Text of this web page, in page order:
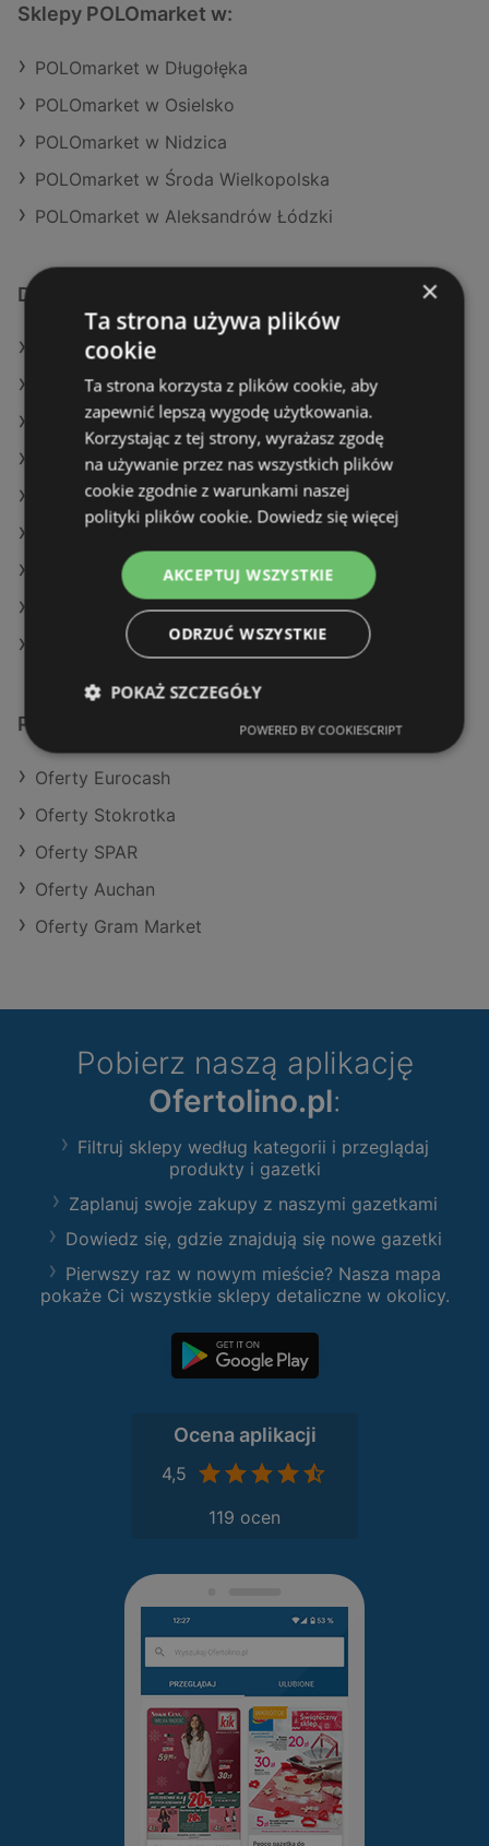
Sklepy POLOmarket w:
POLOmarket w Długołęka
POLOmarket w Osielsko
POLOmarket w Nidzica
POLOmarket w Środa Wielkopolska
POLOmarket w Aleksandrów Łódzki
Dodatkowe łącza
Oferty POLOmarket
Oferty Dealz
Oferty E.Leclerc
Aktualne gazetki Lidl
Aktualne gazetki Dino
Aktualne gazetki Biedronka
Aktualne gazetki SPAR
Aktualne gazetki Kaufland
Sklepy POLOmarket w Dziwnów
Podobne sklepy detaliczne
Oferty Eurocash
Oferty Stokrotka
Oferty SPAR
Oferty Auchan
Oferty Gram Market
Pobierz naszą aplikację
Ofertolino.pl:
Filtruj sklepy według kategorii i przeglądaj
produkty i gazetki
Zaplanuj swoje zakupy z naszymi gazetkami
Dowiedz się, gdzie znajdują się nowe gazetki
Pierwszy raz w nowym mieście? Nasza mapa
pokaże Ci wszystkie sklepy detaliczne w okolicy.
Ocena aplikacji
4,5
119 ocen
×
Ta strona używa plików
cookie
Ta strona korzysta z plików cookie, aby
zapewnić lepszą wygodę użytkowania.
Korzystając z tej strony, wyrażasz zgodę
na używanie przez nas wszystkich plików
cookie zgodnie z warunkami naszej
polityki plików cookie. Dowiedz się więcej
AKCEPTUJ WSZYSTKIE
ODRZUĆ WSZYSTKIE
POKAŻ SZCZEGÓŁY
POWERED BY COOKIESCRIPT